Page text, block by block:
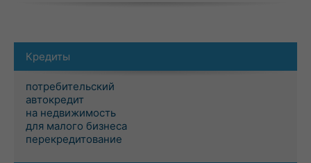
Кредиты
потребительский
автокредит
на недвижимость
для малого бизнеса
перекредитование